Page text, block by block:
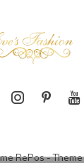
RePos -